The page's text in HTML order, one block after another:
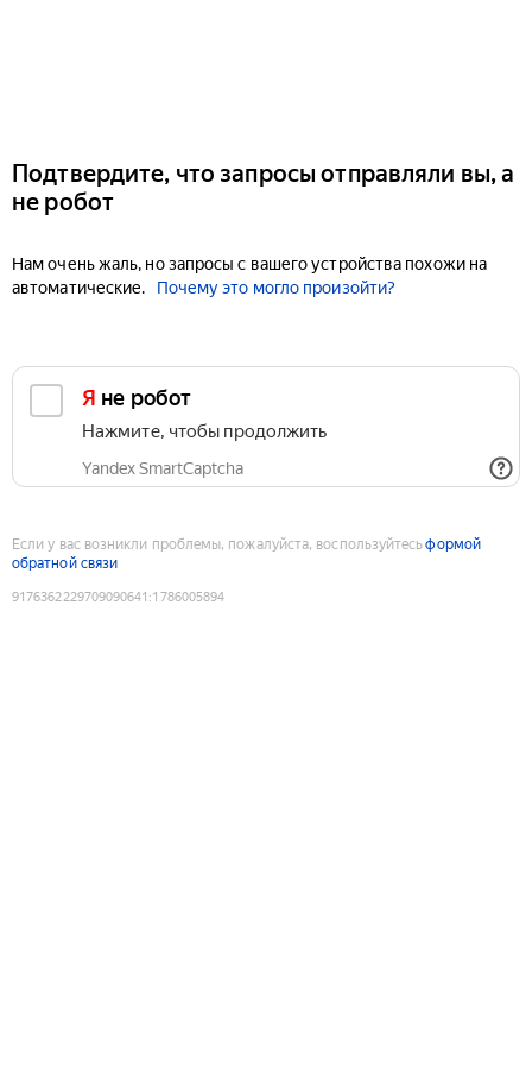
Подтвердите, что запросы отправляли вы, а
не робот
Нам очень жаль, но запросы с вашего устройства похожи на
автоматические.
Почему это могло произойти?
Я не робот
Нажмите, чтобы продолжить
Yandex SmartCaptcha
Если у вас возникли проблемы, пожалуйста, воспользуйтесьформой
обратной связи
9176362229709090641 :1786005894